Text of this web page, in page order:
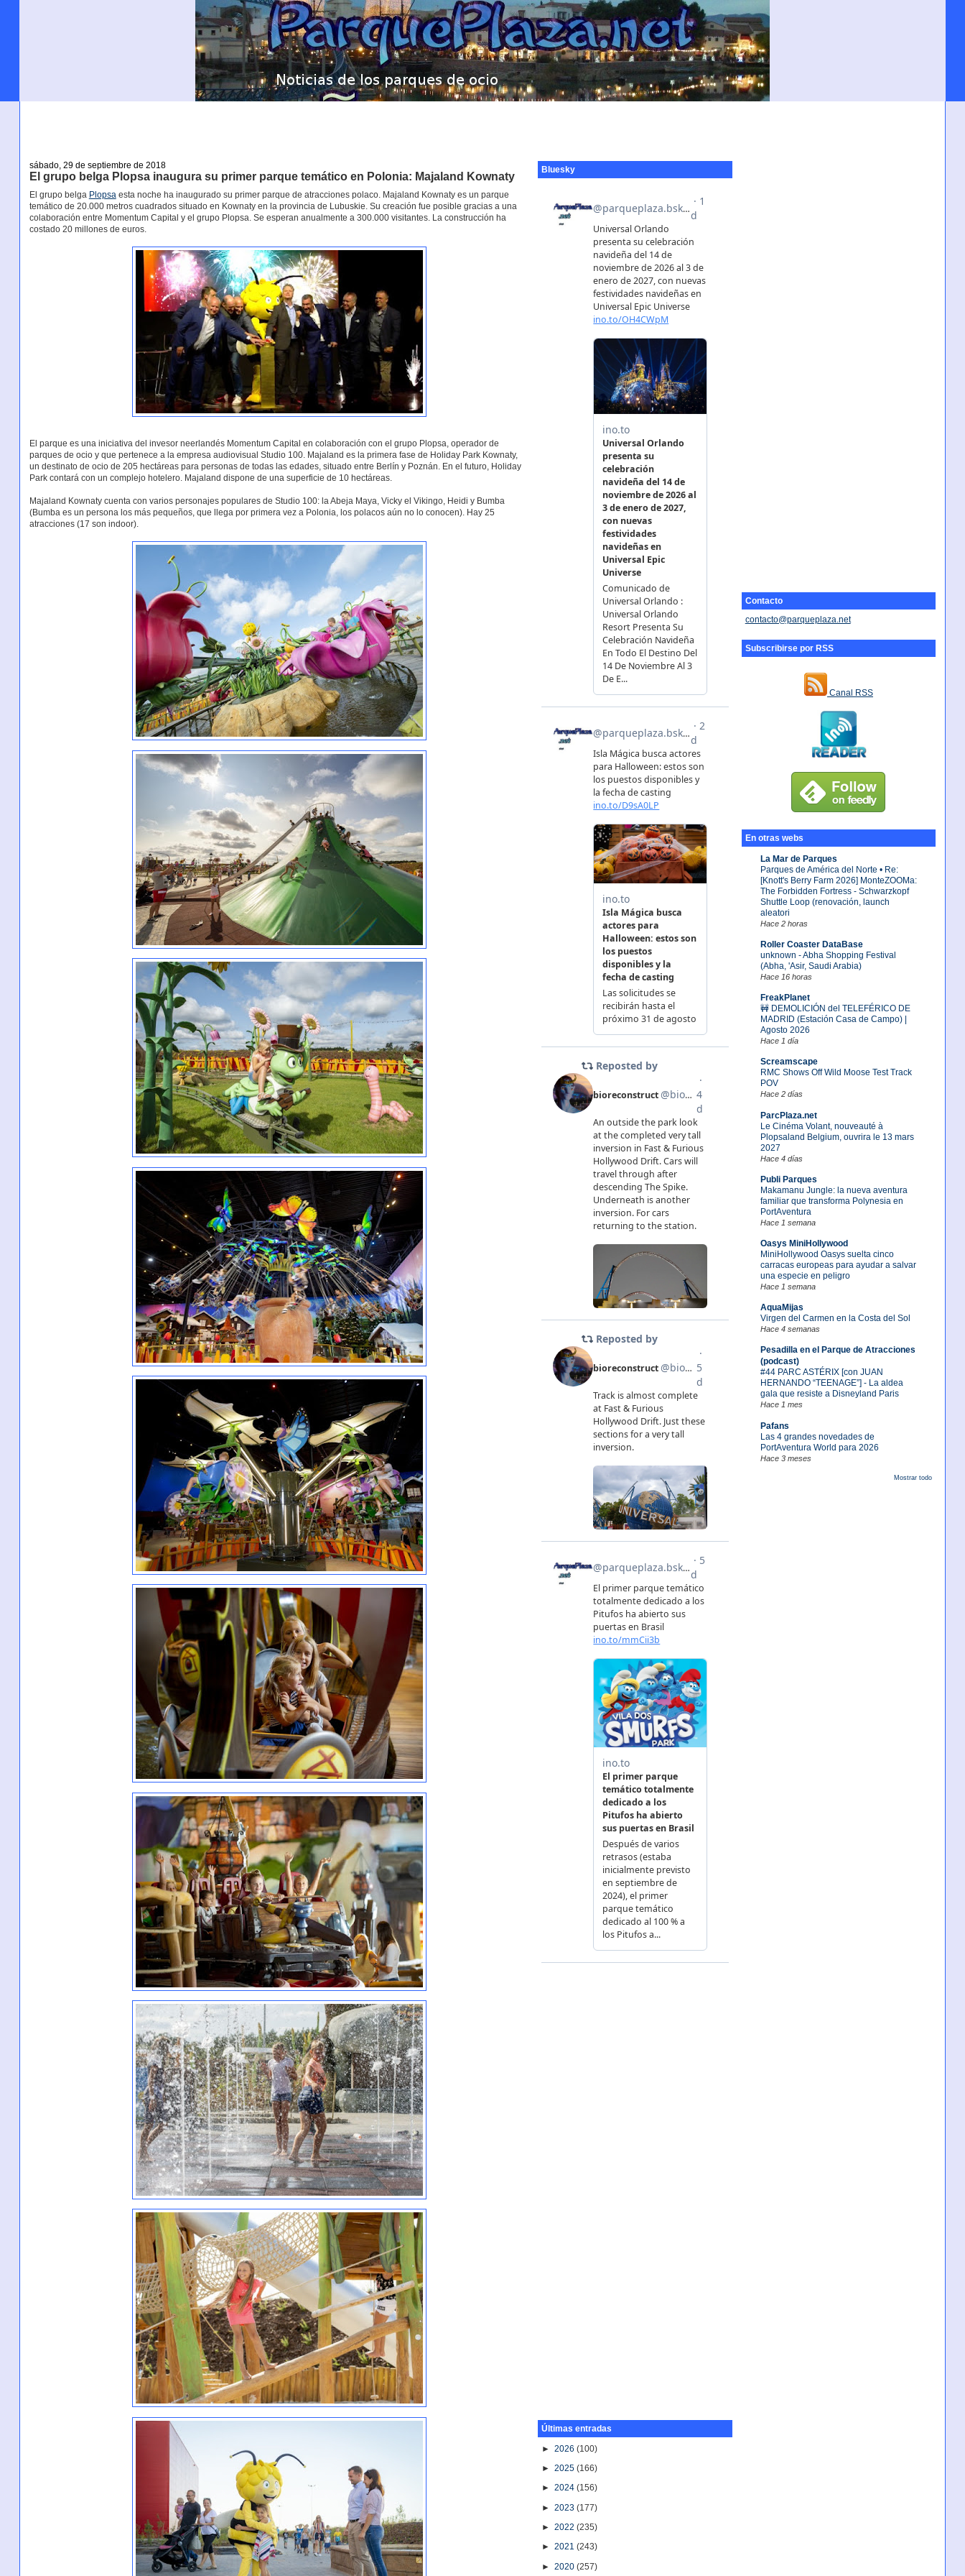
Contacto
contacto@parqueplaza.net
Subscribirse por RSS
Canal RSS
En otras webs
La Mar de Parques
Parques de América del Norte • Re:
[Knott's Berry Farm 2026] MonteZOOMa:
The Forbidden Fortress - Schwarzkopf
Shuttle Loop (renovación, launch
aleatori
Hace 2 horas
Roller Coaster DataBase
unknown - Abha Shopping Festival
(Abha, 'Asir, Saudi Arabia)
Hace 16 horas
FreakPlanet
🚧 DEMOLICIÓN del TELEFÉRICO DE
MADRID (Estación Casa de Campo) |
Agosto 2026
Hace 1 día
Screamscape
RMC Shows Off Wild Moose Test Track
POV
Hace 2 días
ParcPlaza.net
Le Cinéma Volant, nouveauté à
Plopsaland Belgium, ouvrira le 13 mars
2027
Hace 4 días
Publi Parques
Makamanu Jungle: la nueva aventura
familiar que transforma Polynesia en
PortAventura
Hace 1 semana
Oasys MiniHollywood
MiniHollywood Oasys suelta cinco
carracas europeas para ayudar a salvar
una especie en peligro
Hace 1 semana
AquaMijas
Virgen del Carmen en la Costa del Sol
Hace 4 semanas
Pesadilla en el Parque de Atracciones
(podcast)
#44 PARC ASTÉRIX [con JUAN
HERNANDO “TEENAGE”] - La aldea
gala que resiste a Disneyland Paris
Hace 1 mes
Pafans
Las 4 grandes novedades de
PortAventura World para 2026
Hace 3 meses
Mostrar todo
sábado, 29 de septiembre de 2018
El grupo belga Plopsa inaugura su primer parque temático en Polonia: Majaland Kownaty
El grupo belga Plopsaesta noche ha inaugurado su primer parque de atracciones polaco. Majaland Kownaty es un parque
temático de 20.000 metros cuadrados situado en Kownaty en la provincia de Lubuskie. Su creación fue posible gracias a una
colaboración entre Momentum Capital y el grupo Plopsa. Se esperan anualmente a 300.000 visitantes. La construcción ha
costado 20 millones de euros.
El parque es una iniciativa del invesor neerlandés Momentum Capital en colaboración con el grupo Plopsa, operador de
parques de ocio y que pertenece a la empresa audiovisual Studio 100. Majaland es la primera fase de Holiday Park Kownaty,
un destinato de ocio de 205 hectáreas para personas de todas las edades, situado entre Berlín y Poznán. En el futuro, Holiday
Park contará con un complejo hotelero. Majaland dispone de una superficie de 10 hectáreas.
Majaland Kownaty cuenta con varios personajes populares de Studio 100: la Abeja Maya, Vicky el Vikingo, Heidi y Bumba
(Bumba es un persona los más pequeños, que llega por primera vez a Polonia, los polacos aún no lo conocen). Hay 25
atracciones (17 son indoor).
Bluesky
Últimas entradas
►2026(100)
►2025(166)
►2024(156)
►2023(177)
►2022(235)
►2021(243)
►2020(257)